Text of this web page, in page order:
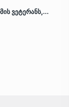
ვეტერანს,…